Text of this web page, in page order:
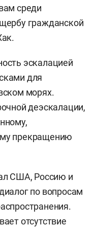
среди
гражданской
эскалацией
для
морях.
деэскалации,
прекращению
США, Россию и
по вопросам
отсутствие